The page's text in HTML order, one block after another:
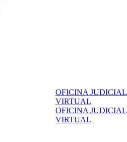
OFICINA JUDICIAL
VIRTUAL
OFICINA JUDICIAL
VIRTUAL